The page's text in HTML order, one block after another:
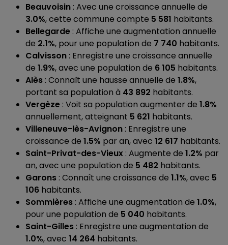
Beauvoisin : Avec une croissance annuelle de
3.0%, cette commune compte 5 581 habitants.
Bellegarde : Affiche une augmentation annuelle
de 2.1%, pour une population de 7 740 habitants.
Calvisson : Enregistre une croissance annuelle
de 1.9%, avec une population de 6 105 habitants.
Alès : Connaît une hausse annuelle de 1.8%,
portant sa population à 43 892 habitants.
Vergèze : Voit sa population augmenter de 1.8%
annuellement, atteignant 5 621 habitants.
Villeneuve-lès-Avignon : Enregistre une
croissance de 1.5% par an, avec 12 617 habitants.
Saint-Privat-des-Vieux : Augmente de 1.2% par
an, avec une population de 5 482 habitants.
Garons : Connaît une croissance de 1.1%, avec 5
106 habitants.
Sommières : Affiche une augmentation de 1.0%,
pour une population de 5 040 habitants.
Saint-Gilles : Enregistre une augmentation de
1.0%, avec 14 264 habitants.